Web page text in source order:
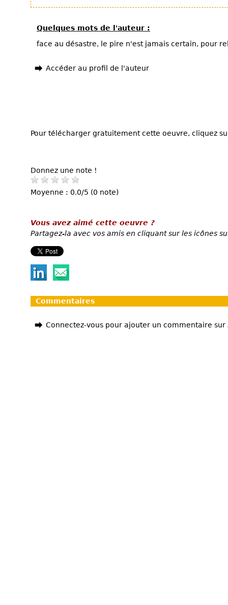
Quelques mots de l'auteur :
face au désastre, le pire n'est jamais certain, pour
Accéder au profil de l'auteur
Pour télécharger gratuitement cette oeuvre, cliquez
Donnez une note !
Moyenne : 0.0/5 (0 note)
Vous avez aimé cette oeuvre ?
Partagez-la avec vos amis en cliquant sur les icônes
Commentaires
Connectez-vous pour ajouter un commentaire sur